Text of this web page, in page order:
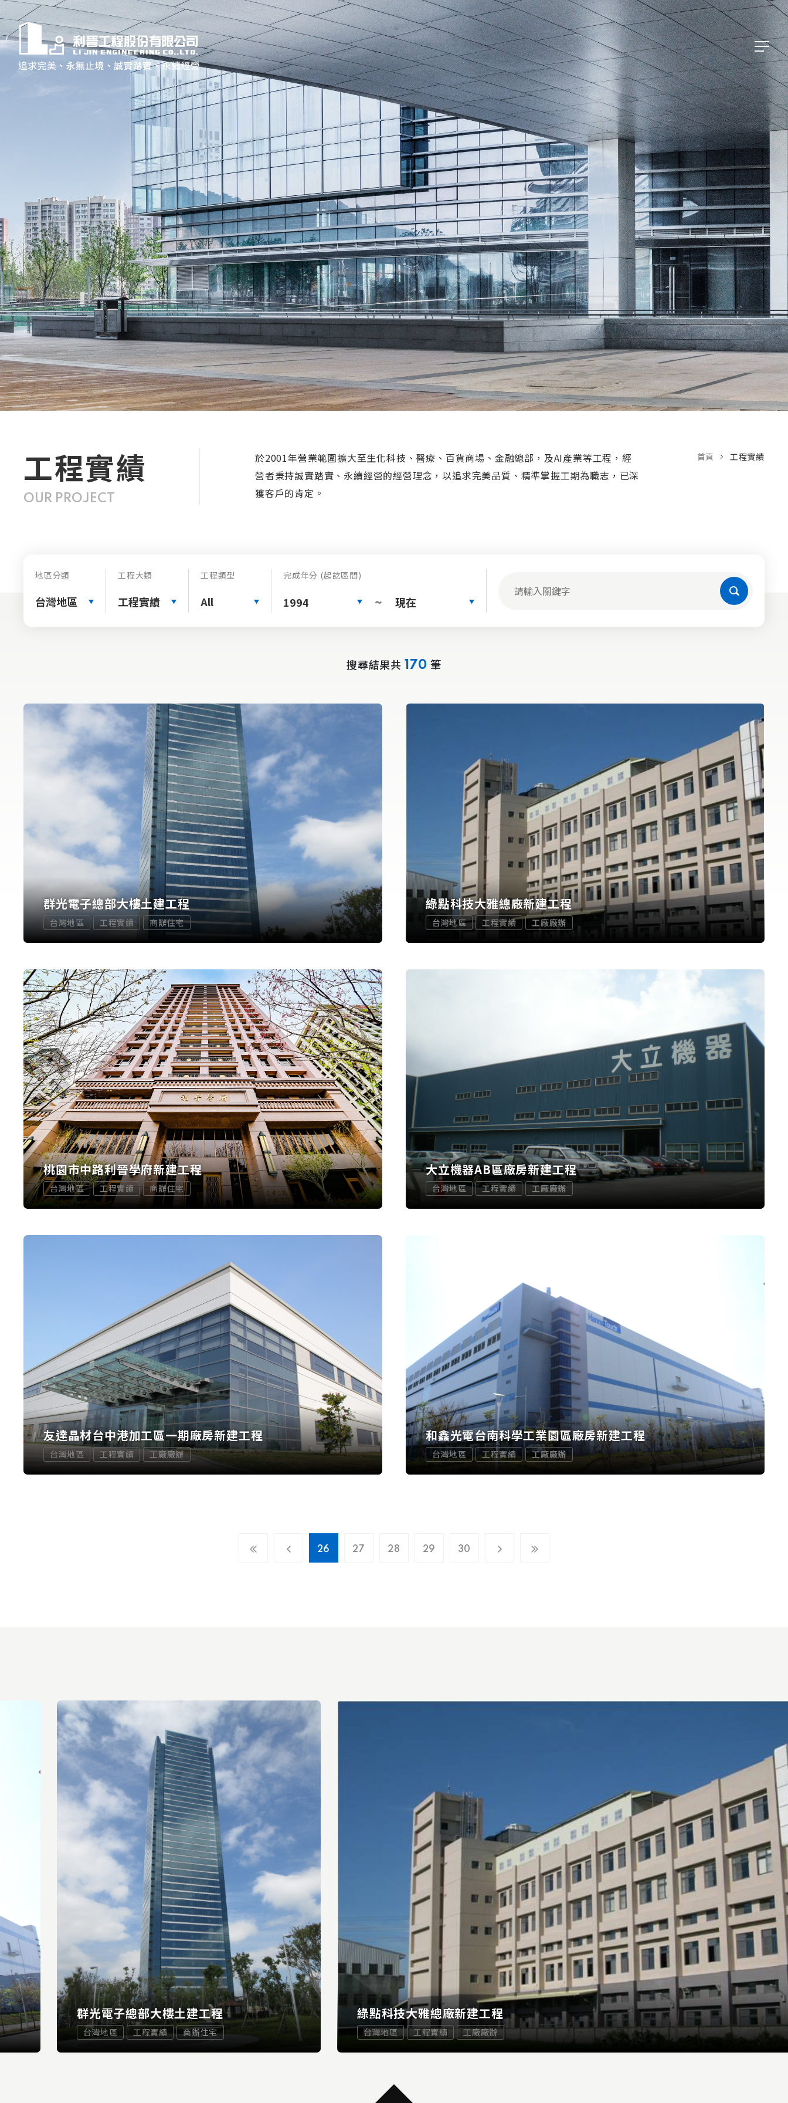
工程實績
OUR PROJECT
於2001年營業範圍擴大至生化科技、醫療、百貨商場、金融總部，及AI產業等工程，經
營者秉持誠實踏實、永續經營的經營理念，以追求完美品質、精準掌握工期為職志，已深
獲客戶的肯定。
首頁 工程實績
地區分類
台灣地區
工程大類
工程實績
工程類型
All
完成年分 (起訖區間)
1994 ~ 現在
搜尋結果共 170 筆
群光電子總部大樓土建工程
台灣地區 工程實績 商辦住宅
綠點科技大雅總廠新建工程
台灣地區 工程實績 工廠廠辦
桃園市中路利晉學府新建工程
台灣地區 工程實績 商辦住宅
大立機器AB區廠房新建工程
台灣地區 工程實績 工廠廠辦
友達晶材台中港加工區一期廠房新建工程
台灣地區 工程實績 工廠廠辦
和鑫光電台南科學工業園區廠房新建工程
台灣地區 工程實績 工廠廠辦
26 27 28 29 30
群光電子總部大樓土建工程
台灣地區 工程實績 商辦住宅
綠點科技大雅總廠新建工程
台灣地區 工程實績 工廠廠辦